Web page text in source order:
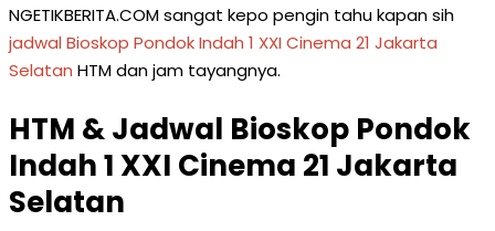
NGETIKBERITA.COM sangat kepo pengin tahu kapan sih
jadwal Bioskop Pondok Indah 1 XXI Cinema 21 Jakarta
Selatan HTM dan jam tayangnya.
HTM & Jadwal Bioskop Pondok
Indah 1 XXI Cinema 21 Jakarta
Selatan